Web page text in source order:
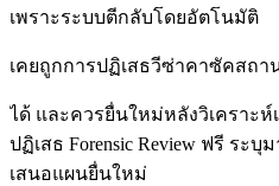
เพราะระบบตีกลับโดยอัตโนมัติ
เคยถูกการปฏิเสธวีซ่าคาซัคสถ
ได้ และควรยื่นใหม่หลังวิเคราะห์
ปฏิเสธ Forensic Review ฟรี ระ
เสนอแผนยื่นใหม่